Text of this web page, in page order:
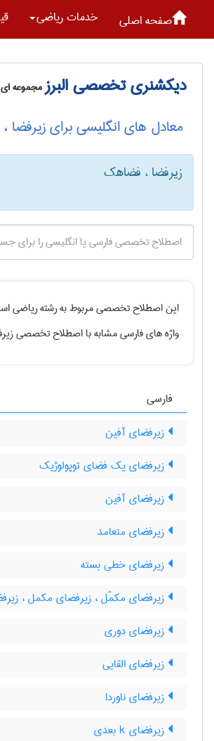
صفحه اصلی خدمات رياضی
دیکشنری تخصصی البرزمجموعه
معادل های انگلیسی برای
زیرفضا ، فضاهک
این اصطلاح تخصصی مربوط به رشتهرياضی
واژه های فارسی مشابه با اصطلاح تخصصی
فارسی
زیرفضای آفین
زیرفضای یک فضای توپولوژیک
زیرفضای آفین
زیرفضای متعامد
زیرفضای خطی بسته
زیرفضای مکمّل ، زیرفضای مکمل ،
زیرفضای دوری
زیرفضای القایی
زیرفضای ناوردا
زیرفضای k بعدی